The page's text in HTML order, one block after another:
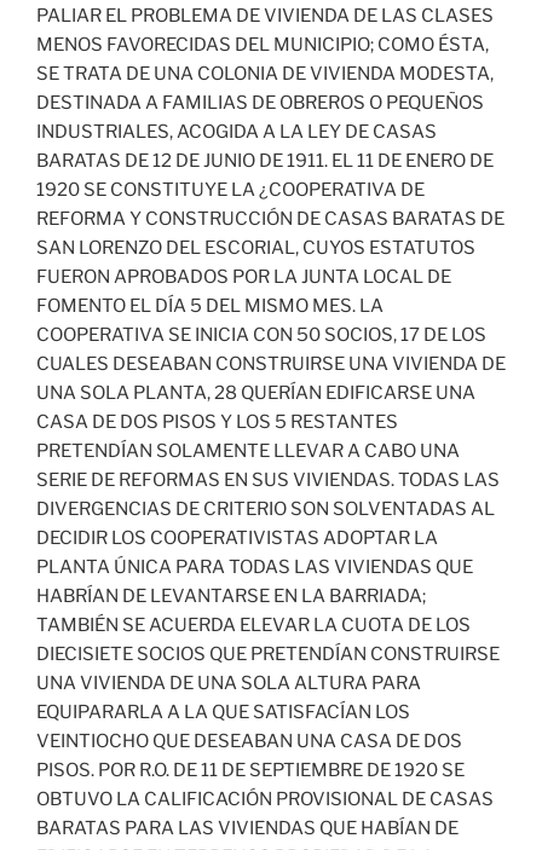
PALIAR EL PROBLEMA DE VIVIENDA DE LAS CLASES
MENOS FAVORECIDAS DEL MUNICIPIO; COMO ÉSTA,
SE TRATA DE UNA COLONIA DE VIVIENDA MODESTA,
DESTINADA A FAMILIAS DE OBREROS O PEQUEÑOS
INDUSTRIALES, ACOGIDA A LA LEY DE CASAS
BARATAS DE 12 DE JUNIO DE 1911. EL 11 DE ENERO DE
1920 SE CONSTITUYE LA ¿COOPERATIVA DE
REFORMA Y CONSTRUCCIÓN DE CASAS BARATAS DE
SAN LORENZO DEL ESCORIAL, CUYOS ESTATUTOS
FUERON APROBADOS POR LA JUNTA LOCAL DE
FOMENTO EL DÍA 5 DEL MISMO MES. LA
COOPERATIVA SE INICIA CON 50 SOCIOS, 17 DE LOS
CUALES DESEABAN CONSTRUIRSE UNA VIVIENDA DE
UNA SOLA PLANTA, 28 QUERÍAN EDIFICARSE UNA
CASA DE DOS PISOS Y LOS 5 RESTANTES
PRETENDÍAN SOLAMENTE LLEVAR A CABO UNA
SERIE DE REFORMAS EN SUS VIVIENDAS. TODAS LAS
DIVERGENCIAS DE CRITERIO SON SOLVENTADAS AL
DECIDIR LOS COOPERATIVISTAS ADOPTAR LA
PLANTA ÚNICA PARA TODAS LAS VIVIENDAS QUE
HABRÍAN DE LEVANTARSE EN LA BARRIADA;
TAMBIÉN SE ACUERDA ELEVAR LA CUOTA DE LOS
DIECISIETE SOCIOS QUE PRETENDÍAN CONSTRUIRSE
UNA VIVIENDA DE UNA SOLA ALTURA PARA
EQUIPARARLA A LA QUE SATISFACÍAN LOS
VEINTIOCHO QUE DESEABAN UNA CASA DE DOS
PISOS. POR R.O. DE 11 DE SEPTIEMBRE DE 1920 SE
OBTUVO LA CALIFICACIÓN PROVISIONAL DE CASAS
BARATAS PARA LAS VIVIENDAS QUE HABÍAN DE